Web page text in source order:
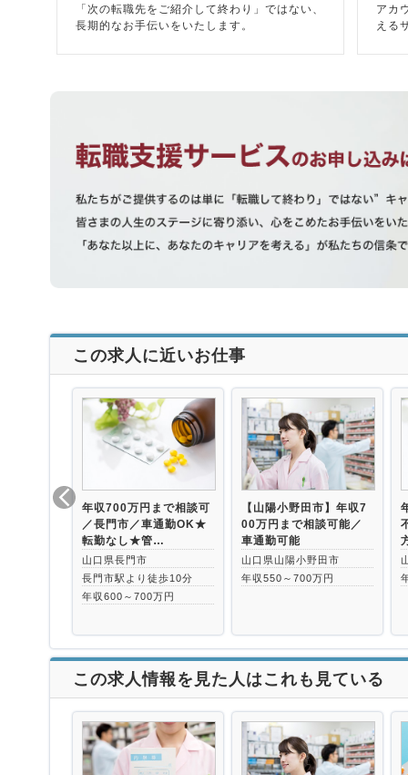
「次の転職先をご紹介して終わり」ではない、
長期的なお手伝いをいたします。
アカ
える
この求人に近いお仕事
年収700万円まで相談可
／長門市／車通勤OK★
転勤なし★管…
山口県長門市
長門市駅より徒歩10分
年収600～700万円
【山陽小野田市】年収7
00万円まで相談可能／
車通勤可能
山口県山陽小野田市
年収550～700万円
この求人情報を見た人はこれも見ている